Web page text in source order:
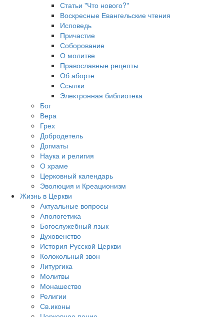
Статьи "Что нового?"
Воскресные Евангельские чтения
Исповедь
Причастие
Соборование
О молитве
Православные рецепты
Об аборте
Ссылки
Электронная библиотека
Бог
Вера
Грех
Добродетель
Догматы
Наука и религия
О храме
Церковный календарь
Эволюция и Креационизм
Жизнь в Церкви
Актуальные вопросы
Апологетика
Богослужебный язык
Духовенство
История Русской Церкви
Колокольный звон
Литургика
Молитвы
Монашество
Религии
Св.иконы